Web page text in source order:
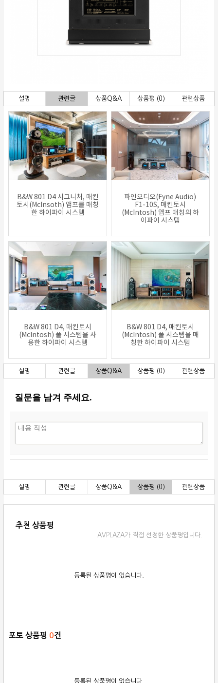
설명 관련글 상품Q&A 상품평 (0) 관련상품
B&W 801 D4 시그니처, 매킨
토시(McInsoth) 앰프를 매칭
한 하이파이 시스템
파인오디오(Fyne Audio)
F1-10S, 매킨토시
(McIntosh) 앰프 매칭의 하
이파이 시스템
B&W 801 D4, 매킨토시
(McIntosh) 풀 시스템을 사
용한 하이파이 시스템
B&W 801 D4, 매킨토시
(McIntosh) 풀 시스템을 매
칭한 하이파이 시스템
설명 관련글 상품Q&A 상품평 (0) 관련상품
질문을 남겨 주세요.
설명 관련글 상품Q&A 상품평 (0) 관련상품
추천 상품평
AVPLAZA가 직접 선정한 상품평입니다.
등록된 상품평이 없습니다.
포토 상품평 0건
등록된 상품평이 없습니다.